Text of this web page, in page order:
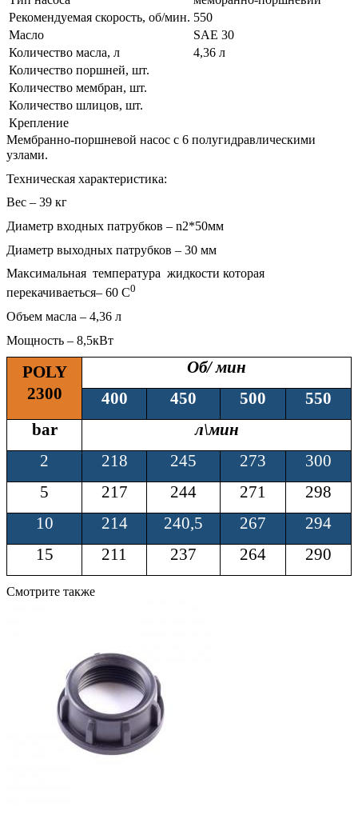
Рекомендуемая скорость, об/мин. 550
Масло
SAE 30
Количество масла, л
4,36 л
Количество поршней, шт.
Количество мембран, шт.
Количество шлицов, шт.
Крепление
Мембранно-поршневой насос с 6 полугидравлическими
узлами.
Техническая характеристика:
Вес – 39 кг
Диаметр входных патрубков – n2*50мм
Диаметр выходных патрубков – 30 мм
Максимальная температура жидкости которая
перекачиваеться– 60 С0
Объем масла – 4,36 л
Мощность – 8,5кВт
POLY
2300
Об/мин
400
450 500
550
bar
л\мин
2
218 245 273
300
5
217 244 271
298
10
214 240,5 267
294
15
211 237 264 290
Смотрите также